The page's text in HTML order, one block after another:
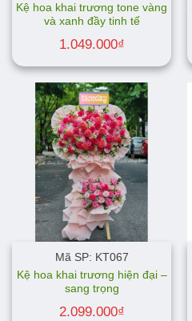
Kệ hoa khai trương tone vàng
và xanh đầy tinh tế
1.049.000₫
Mã SP: KT067
Kệ hoa khai trương hiện đại –
sang trọng
2.099.000₫